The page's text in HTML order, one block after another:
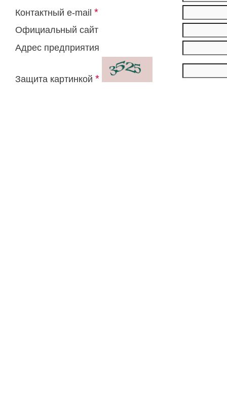
Контактный e-mail *
Официальный сайт
Адрес предприятия
Защита картинкой *